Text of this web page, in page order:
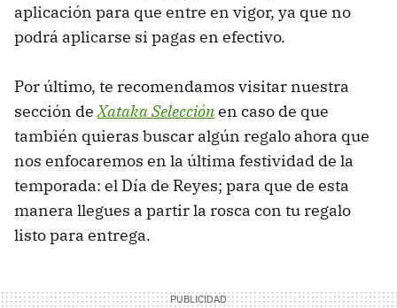
aplicación para que entre en vigor, ya que no
podrá aplicarse si pagas en efectivo.
Por último, te recomendamos visitar nuestra
sección deXataka Selecciónen caso de que
también quieras buscar algún regalo ahora que
nos enfocaremos en la última festividad de la
temporada: el Día de Reyes; para que de esta
manera llegues a partir la rosca con tu regalo
listo para entrega.